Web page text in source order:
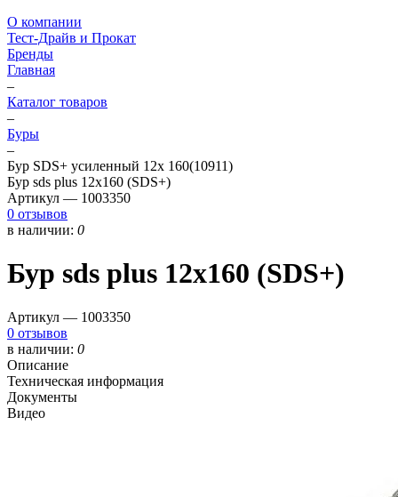
О компании
Тест-Драйв и Прокат
Бренды
Главная
–
Каталог товаров
–
Буры
–
Бур SDS+ усиленный 12х 160(10911)
Бур sds plus 12х160 (SDS+)
Артикул — 1003350
0 отзывов
в наличии: 0
Бур sds plus 12х160 (SDS+)
Артикул — 1003350
0 отзывов
в наличии: 0
Описание
Техническая информация
Документы
Видео